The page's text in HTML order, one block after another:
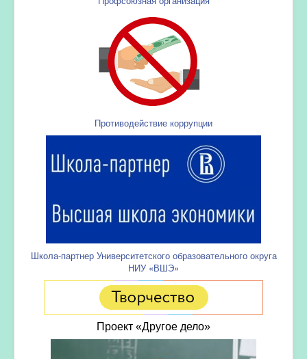
Противодействие коррупции
Школа-партнер Университетского образовательного округа
НИУ «ВШЭ»
Проект «Другое дело»